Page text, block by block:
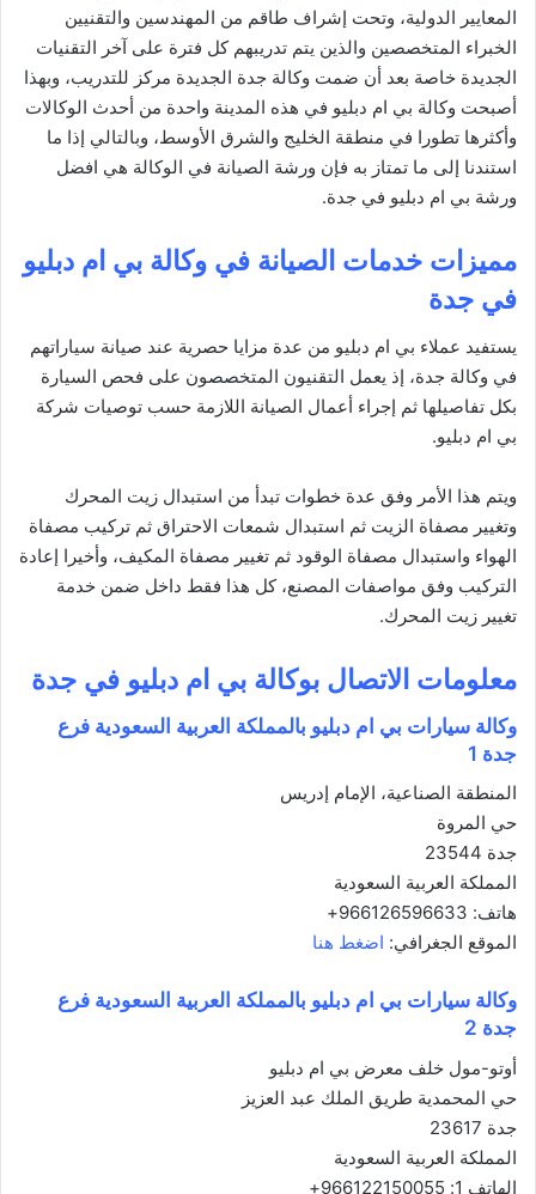
المعايير الدولية، وتحت إشراف طاقم من المهندسين والتقنيين
الخبراء المتخصصين والذين يتم تدريبهم كل فترة على آخر التقنيات
الجديدة خاصة بعد أن ضمت وكالة جدة الجديدة مركز للتدريب، وبهذا
أصبحت وكالة بي ام دبليو في هذه المدينة واحدة من أحدث الوكالات
وأكثرها تطورا في منطقة الخليج والشرق الأوسط، وبالتالي إذا ما
استندنا إلى ما تمتاز به فإن ورشة الصيانة في الوكالة هي افضل
ورشة بي ام دبليو في جدة.
مميزات خدمات الصيانة في وكالة بي ام دبليو
في جدة
يستفيد عملاء بي ام دبليو من عدة مزايا حصرية عند صيانة سياراتهم
في وكالة جدة، إذ يعمل التقنيون المتخصصون على فحص السيارة
بكل تفاصيلها ثم إجراء أعمال الصيانة اللازمة حسب توصيات شركة
بي ام دبليو.
ويتم هذا الأمر وفق عدة خطوات تبدأ من استبدال زيت المحرك
وتغيير مصفاة الزيت ثم استبدال شمعات الاحتراق ثم تركيب مصفاة
الهواء واستبدال مصفاة الوقود ثم تغيير مصفاة المكيف، وأخيرا إعادة
التركيب وفق مواصفات المصنع، كل هذا فقط داخل ضمن خدمة
تغيير زيت المحرك.
معلومات الاتصال بوكالة بي ام دبليو في جدة
وكالة سيارات بي ام دبليو بالمملكة العربية السعودية فرع
جدة 1
المنطقة الصناعية، الإمام إدريس
حي المروة
جدة 23544
المملكة العربية السعودية
هاتف: 966126596633+
الموقع الجغرافي: اضغط هنا
وكالة سيارات بي ام دبليو بالمملكة العربية السعودية فرع
جدة 2
أوتو-مول خلف معرض بي ام دبليو
حي المحمدية طريق الملك عبد العزيز
جدة 23617
المملكة العربية السعودية
الهاتف 1: 966122150055+